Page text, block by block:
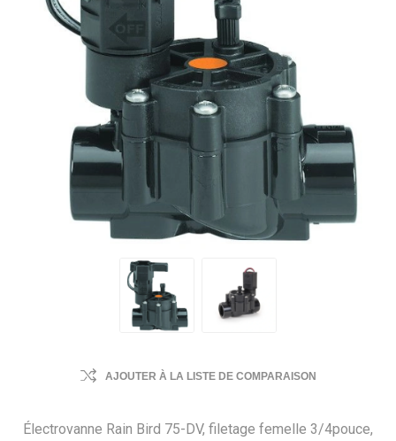
AJOUTER À LA LISTE DE COMPARAISON
Électrovanne Rain Bird 75-DV, filetage femelle 3/4pouce,